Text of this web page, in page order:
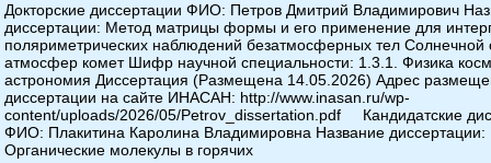
Докторские диссертации ФИО: Петров Дмитрий Владимирович
диссертации: Метод матрицы формы и его применение для
поляриметрических наблюдений безатмосферных тел Солнечной
атмосфер комет Шифр научной специальности: 1.3.1. Физика
астрономия Диссертация (Размещена 14.05.2026) Адрес
диссертации на сайте ИНАСАН: http://www.inasan.ru/wp-
content/uploads/2026/05/Petrov_dissertation.pdf Кандидатские
ФИО: Плакитина Каролина Владимировна Название диссертации:
Органические молекулы в горячих